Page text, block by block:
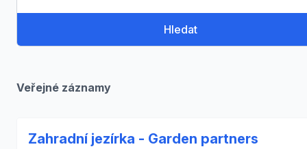
Hledat
Veřejné záznamy
Zahradní jezírka - Garden partners